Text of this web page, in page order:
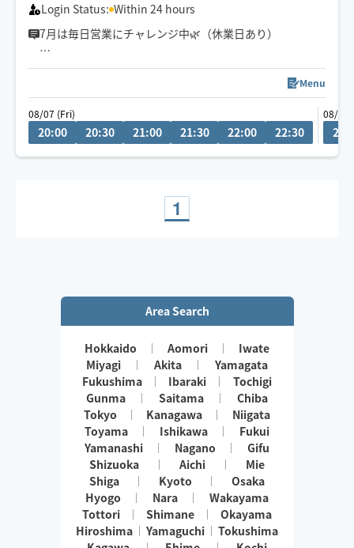
Login Status: Within 24 hours
7月は毎日営業にチャレンジ中🌿（休業日あり）
お一人おひとりと丁寧に向き合い、心と身体を整えてお
伺いするため、ご予約は当日16時締め切りのとさせてい
ただいています。🤗
車でお伺いしますので、駐車場の有無などをお知らせい
Menu
08/07 (Fri)
20:00 20:30 21:00 21:30 22:00 22:30
08/08
1
Area Search
Hokkaido Aomori
Iwate
Miyagi
Akita
Yamagata
Fukushima
Ibaraki
Tochigi
Gunma
Saitama
Chiba
Tokyo
Kanagawa
Niigata
Toyama
Ishikawa
Fukui
Yamanashi
Nagano
Gifu
Shizuoka
Aichi
Mie
Shiga
Kyoto
Osaka
Hyogo
Nara
Wakayama
Tottori
Shimane
Okayama
Hiroshima
Yamaguchi
Tokushima